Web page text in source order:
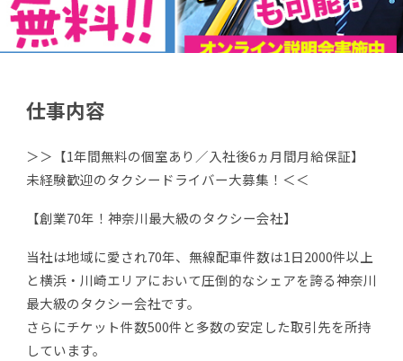
仕事内容
＞＞【1年間無料の個室あり／入社後6ヵ月間月給保証】
未経験歓迎のタクシードライバー大募集！＜＜
【創業70年！神奈川最大級のタクシー会社】
当社は地域に愛され70年、無線配車件数は1日2000件以上
と横浜・川崎エリアにおいて圧倒的なシェアを誇る神奈川
最大級のタクシー会社です。
さらにチケット件数500件と多数の安定した取引先を所持
しています。